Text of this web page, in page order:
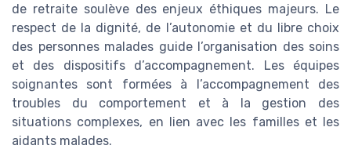
de retraite soulève des enjeux éthiques majeurs. Le
respect de la dignité, de l’autonomie et du libre choix
des personnes malades guide l’organisation des soins
et des dispositifs d’accompagnement. Les équipes
soignantes sont formées à l’accompagnement des
troubles du comportement et à la gestion des
situations complexes, en lien avec les familles et les
aidants malades.